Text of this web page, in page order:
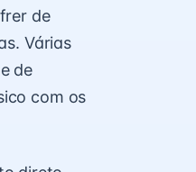
de
Várias
de
com os